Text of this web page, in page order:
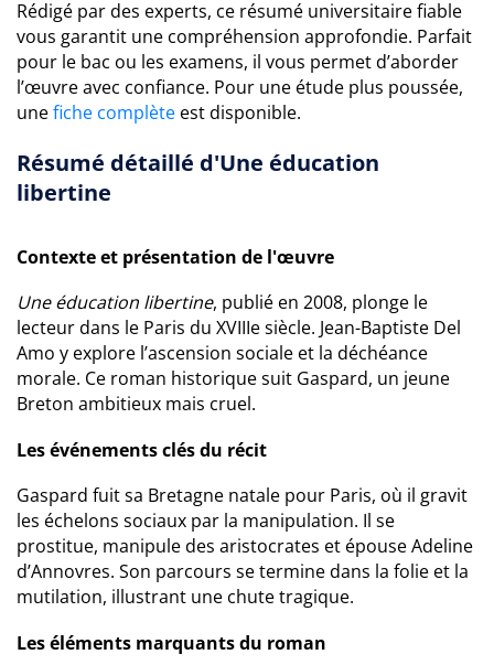
Rédigé par des experts, ce résumé universitaire fiable
vous garantit une compréhension approfondie. Parfait
pour le bac ou les examens, il vous permet d’aborder
l’œuvre avec confiance. Pour une étude plus poussée,
unefiche complète est disponible.
Résumé détaillé d'Une éducation
libertine
Contexte et présentation de l'œuvre
Une éducation libertine, publié en 2008, plonge le
lecteur dans le Paris du XVIIIe siècle. Jean-Baptiste Del
Amo y explore l’ascension sociale et la déchéance
morale. Ce roman historique suit Gaspard, un jeune
Breton ambitieux mais cruel.
Les événements clés du récit
Gaspard fuit sa Bretagne natale pour Paris, où il gravit
les échelons sociaux par la manipulation. Il se
prostitue, manipule des aristocrates et épouse Adeline
d’Annovres. Son parcours se termine dans la folie et la
mutilation, illustrant une chute tragique.
Les éléments marquants du roman